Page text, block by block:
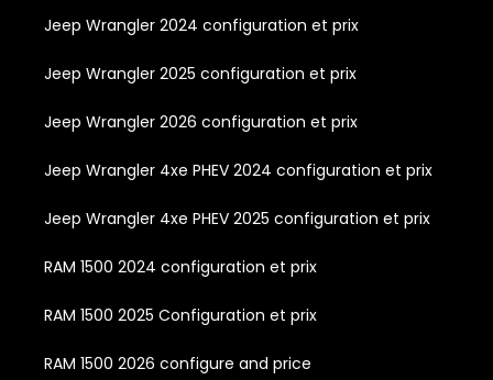
Jeep Wrangler 2024 configuration et prix
Jeep Wrangler 2025 configuration et prix
Jeep Wrangler 2026 configuration et prix
Jeep Wrangler 4xe PHEV 2024 configuration et prix
Jeep Wrangler 4xe PHEV 2025 configuration et prix
RAM 1500 2024 configuration et prix
RAM 1500 2025 Configuration et prix
RAM 1500 2026 configure and price